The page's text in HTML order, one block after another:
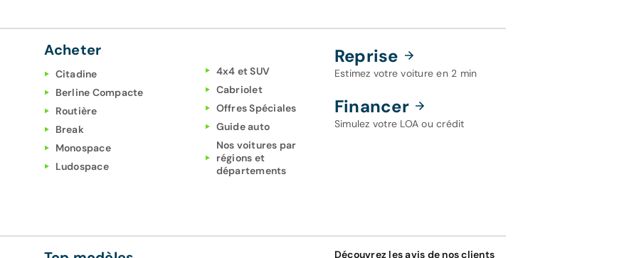
Acheter
Citadine
Berline Compacte
Routière
Break
Monospace
Ludospace
4x4 et SUV
Cabriolet
Offres Spéciales
Guide auto
Nos voitures par
régions et
départements
Reprise
Estimez votre voiture en 2 min
Financer
Simulez votre LOA ou crédit
Découvrez les avis de nos clients